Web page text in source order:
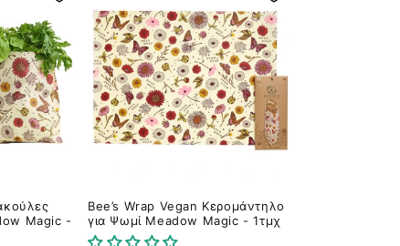
Magic -
Bee’s Wrap Vegan Κερομάντηλο
για Ψωμί Meadow Magic - 1τμχ